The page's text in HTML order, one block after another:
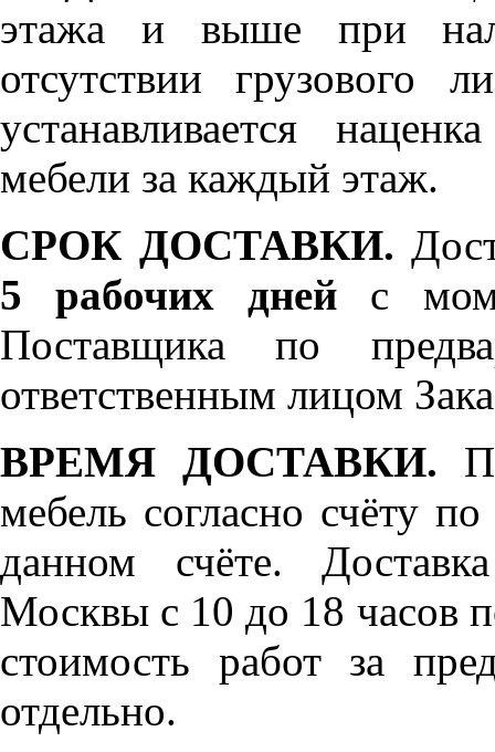
этажа и выше при
отсутствии грузового
устанавливается
мебели за каждый этаж.
СРОК ДОСТАВКИ.
5 рабочих дней с
Поставщика по
ответственным лицом
ВРЕМЯ ДОСТАВКИ.
мебель согласно счёту
данном счёте.
Москвы с 10 до 18 часов
стоимость работ за
отдельно.